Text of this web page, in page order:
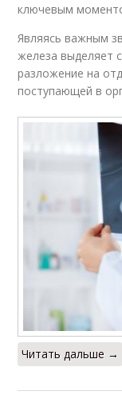
ключевым
Являясь важным
железа выделяет
разложение на
поступающей в
Читать дальше →